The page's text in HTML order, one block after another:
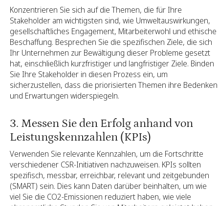
Konzentrieren Sie sich auf die Themen, die für Ihre
Stakeholder am wichtigsten sind, wie Umweltauswirkungen,
gesellschaftliches Engagement, Mitarbeiterwohl und ethische
Beschaffung. Besprechen Sie die spezifischen Ziele, die sich
Ihr Unternehmen zur Bewältigung dieser Probleme gesetzt
hat, einschließlich kurzfristiger und langfristiger Ziele. Binden
Sie Ihre Stakeholder in diesen Prozess ein, um
sicherzustellen, dass die priorisierten Themen ihre Bedenken
und Erwartungen widerspiegeln.
3. Messen Sie den Erfolg anhand von
Leistungskennzahlen (KPIs)
Verwenden Sie relevante Kennzahlen, um die Fortschritte
verschiedener CSR-Initiativen nachzuweisen. KPIs sollten
spezifisch, messbar, erreichbar, relevant und zeitgebunden
(SMART) sein. Dies kann Daten darüber beinhalten, um wie
viel Sie die CO2-Emissionen reduziert haben, wie viele